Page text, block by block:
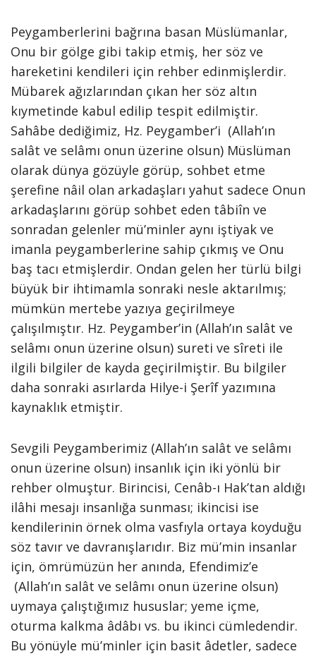
Peygamberlerini bağrına basan Müslümanlar,
Onu bir gölge gibi takip etmiş, her söz ve
hareketini kendileri için rehber edinmişlerdir.
Mübarek ağızlarından çıkan her söz altın
kıymetinde kabul edilip tespit edilmiştir.
Sahâbe dediğimiz, Hz. Peygamber’i (Allah’ın
salât ve selâmı onun üzerine olsun) Müslüman
olarak dünya gözüyle görüp, sohbet etme
şerefine nâil olan arkadaşları yahut sadece Onun
arkadaşlarını görüp sohbet eden tâbiîn ve
sonradan gelenler mü’minler aynı iştiyak ve
imanla peygamberlerine sahip çıkmış ve Onu
baş tacı etmişlerdir. Ondan gelen her türlü bilgi
büyük bir ihtimamla sonraki nesle aktarılmış;
mümkün mertebe yazıya geçirilmeye
çalışılmıştır. Hz. Peygamber’in (Allah’ın salât ve
selâmı onun üzerine olsun) sureti ve sîreti ile
ilgili bilgiler de kayda geçirilmiştir. Bu bilgiler
daha sonraki asırlarda Hilye-i Şerîf yazımına
kaynaklık etmiştir.
Sevgili Peygamberimiz (Allah’ın salât ve selâmı
onun üzerine olsun) insanlık için iki yönlü bir
rehber olmuştur. Birincisi, Cenâb-ı Hak’tan aldığı
ilâhi mesajı insanlığa sunması; ikincisi ise
kendilerinin örnek olma vasfıyla ortaya koyduğu
söz tavır ve davranışlarıdır. Biz mü’min insanlar
için, ömrümüzün her anında, Efendimiz’e
(Allah’ın salât ve selâmı onun üzerine olsun)
uymaya çalıştığımız hususlar; yeme içme,
oturma kalkma âdâbı vs. bu ikinci cümledendir.
Bu yönüyle mü’minler için basit âdetler, sadece